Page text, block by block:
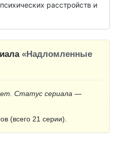
расстройств и
«Надломленные
Статус сериала —
(всего 21 серии).